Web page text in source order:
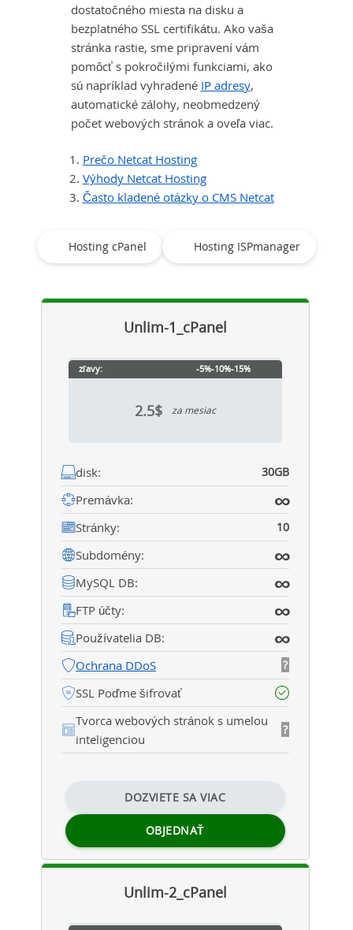
dostatočného miesta na disku a
bezplatného SSL certifikátu. Ako vaša
stránka rastie, sme pripravení vám
pomôcť s pokročilými funkciami, ako
sú napríklad vyhradené IP adresy,
automatické zálohy, neobmedzený
počet webových stránok a oveľa viac.
Prečo Netcat Hosting
Výhody Netcat Hosting
Často kladené otázky o CMS Netcat
Hosting cPanel Hosting ISPmanager
Unlim-1_cPanel
zľavy: -5%-10%-15%
2.5$ za mesiac
disk: 30GB
Premávka: ∞
Stránky: 10
Subdomény: ∞
MySQL DB: ∞
FTP účty: ∞
Používatelia DB: ∞
Ochrana DDoS ?
SSL Poďme šifrovať
Tvorca webových stránok s umelou
inteligenciou
?
DOZVIETE SA VIAC
OBJEDNAŤ
Unlim-2_cPanel